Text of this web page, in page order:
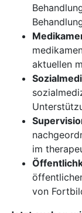
aktuellen
im
von